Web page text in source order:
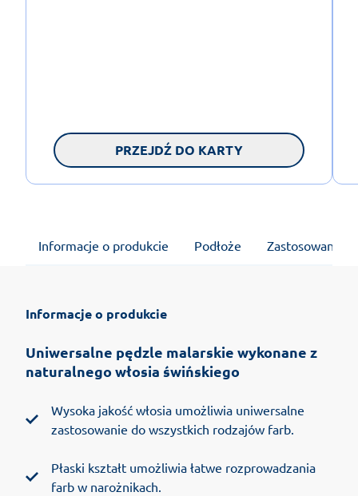
PRZEJDŹ DO KARTY
Informacje o produkcie Podłoże Zastosowanie
Informacje o produkcie
Uniwersalne pędzle malarskie wykonane z
naturalnego włosia świńskiego
Wysoka jakość włosia umożliwia uniwersalne
zastosowanie do wszystkich rodzajów farb.
Płaski kształt umożliwia łatwe rozprowadzania
farb w narożnikach.